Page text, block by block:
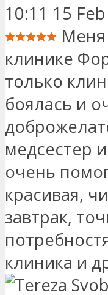
10:11 15
Меня
клинике
только
боялась и
медсестер
очень
красивая,
завтрак,
клиника и